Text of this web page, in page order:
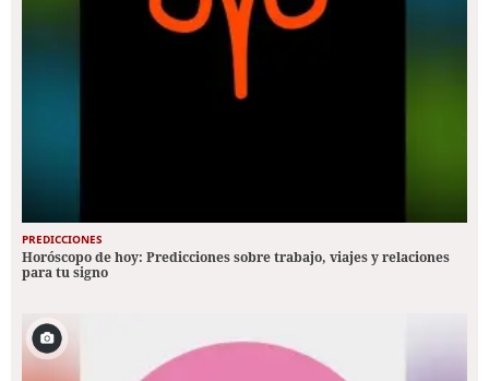
PREDICCIONES
Horóscopo de hoy: Predicciones sobre trabajo, viajes y relaciones
para tu signo